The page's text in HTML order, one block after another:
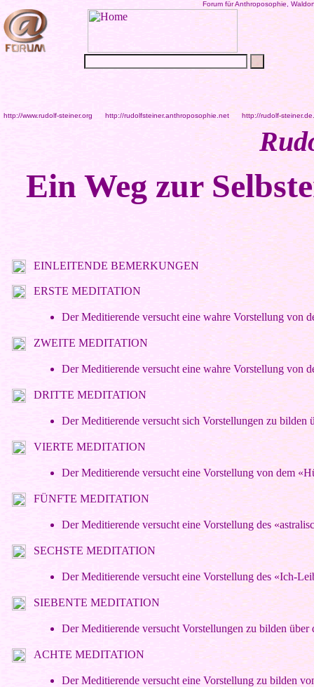
Forum für Anthroposophie,
http://www.rudolf-steiner.org http://rudolfsteiner.anthroposophie.net http://rudolf-
Ein Weg zur
EINLEITENDE BEMERKUNGEN
ERSTE MEDITATION
Der Meditierende versucht eine wahre Vorstellung von
ZWEITE MEDITATION
Der Meditierende versucht eine wahre Vorstellung von
DRITTE MEDITATION
Der Meditierende versucht sich Vorstellungen zu bilden
VIERTE MEDITATION
Der Meditierende versucht eine Vorstellung von dem
FÜNFTE MEDITATION
Der Meditierende versucht eine Vorstellung des
SECHSTE MEDITATION
Der Meditierende versucht eine Vorstellung des «Ich-
SIEBENTE MEDITATION
Der Meditierende versucht Vorstellungen zu bilden
ACHTE MEDITATION
Der Meditierende versucht eine Vorstellung zu bilden